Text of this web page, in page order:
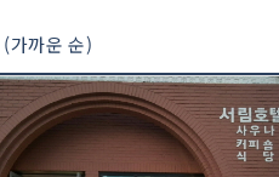
가까운 순)